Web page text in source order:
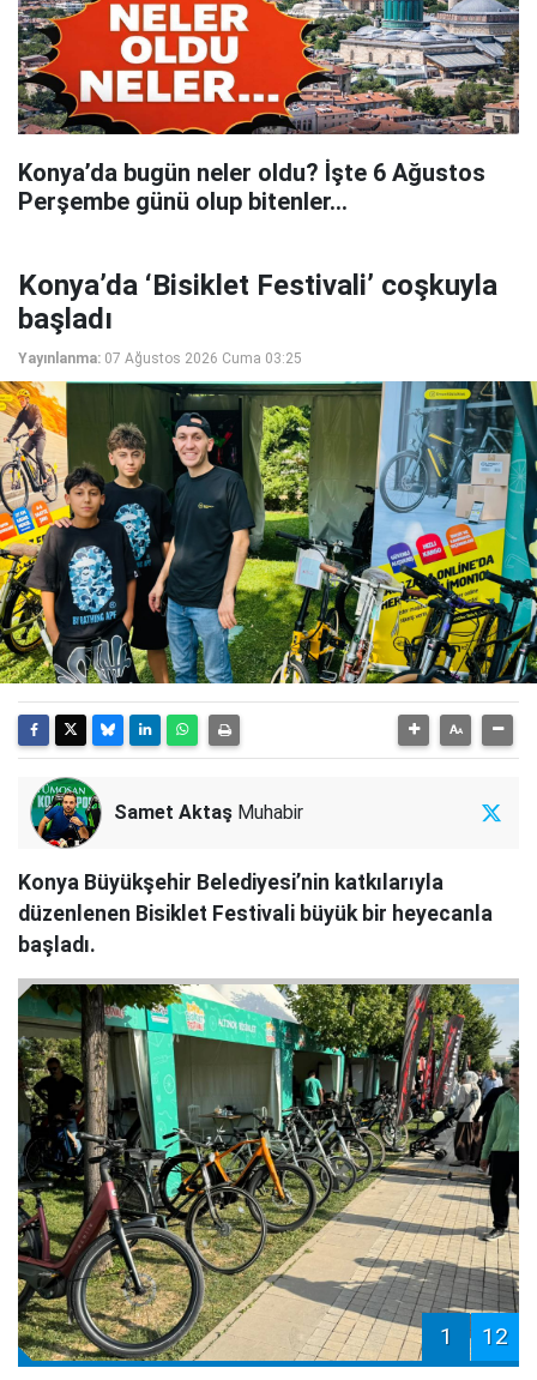
Konya’da bugün neler oldu? İşte 6 Ağustos
Perşembe günü olup bitenler…
Konya’da ‘Bisiklet Festivali’ coşkuyla
başladı
Yayınlanma: 07 Ağustos 2026 Cuma 03:25
Samet Aktaş Muhabir
Konya Büyükşehir Belediyesi’nin katkılarıyla
düzenlenen Bisiklet Festivali büyük bir heyecanla
başladı.
1 12